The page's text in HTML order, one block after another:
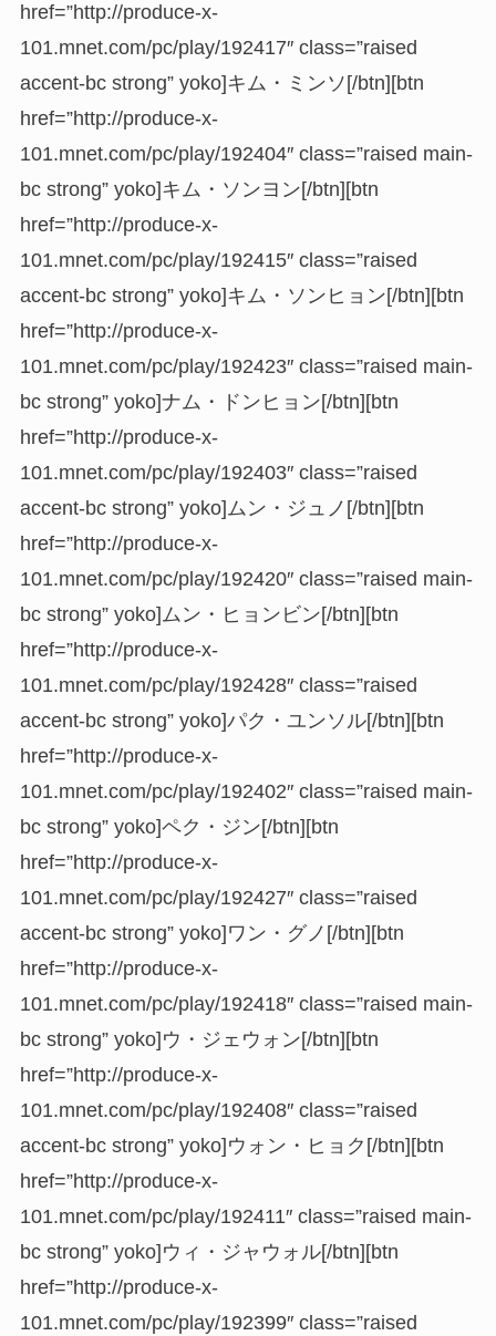
href=”http://produce-x-
101.mnet.com/pc/play/192417″ class=”raised
accent-bc strong” yoko]キム・ミンソ[/btn][btn
href=”http://produce-x-
101.mnet.com/pc/play/192404″ class=”raised main-
bc strong” yoko]キム・ソンヨン[/btn][btn
href=”http://produce-x-
101.mnet.com/pc/play/192415″ class=”raised
accent-bc strong” yoko]キム・ソンヒョン[/btn][btn
href=”http://produce-x-
101.mnet.com/pc/play/192423″ class=”raised main-
bc strong” yoko]ナム・ドンヒョン[/btn][btn
href=”http://produce-x-
101.mnet.com/pc/play/192403″ class=”raised
accent-bc strong” yoko]ムン・ジュノ[/btn][btn
href=”http://produce-x-
101.mnet.com/pc/play/192420″ class=”raised main-
bc strong” yoko]ムン・ヒョンビン[/btn][btn
href=”http://produce-x-
101.mnet.com/pc/play/192428″ class=”raised
accent-bc strong” yoko]パク・ユンソル[/btn][btn
href=”http://produce-x-
101.mnet.com/pc/play/192402″ class=”raised main-
bc strong” yoko]ペク・ジン[/btn][btn
href=”http://produce-x-
101.mnet.com/pc/play/192427″ class=”raised
accent-bc strong” yoko]ワン・グノ[/btn][btn
href=”http://produce-x-
101.mnet.com/pc/play/192418″ class=”raised main-
bc strong” yoko]ウ・ジェウォン[/btn][btn
href=”http://produce-x-
101.mnet.com/pc/play/192408″ class=”raised
accent-bc strong” yoko]ウォン・ヒョク[/btn][btn
href=”http://produce-x-
101.mnet.com/pc/play/192411″ class=”raised main-
bc strong” yoko]ウィ・ジャウォル[/btn][btn
href=”http://produce-x-
101.mnet.com/pc/play/192399″ class=”raised